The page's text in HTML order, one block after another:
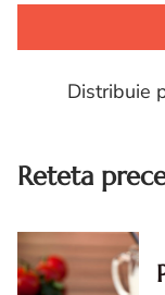
Distribuie
Reteta